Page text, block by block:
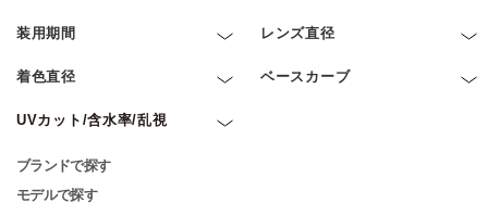
装用期間 レンズ直径
着色直径 ベースカーブ
UVカット/含水率/乱視
ブランドで探す
モデルで探す